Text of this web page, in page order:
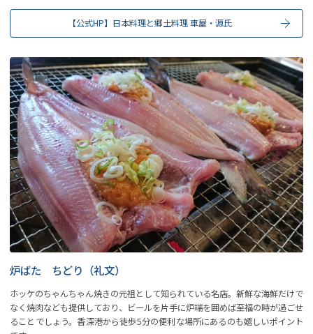
【公式HP】日本料理と郷土料理 車屋・源氏
炉ばた ちどり（礼文）
ホッケのちゃんちゃん焼きの元祖として知られている名店。新鮮な海鮮だけで
なく焼肉なども提供しており、ビールを片手に炉端を囲めば至福の時が過ごせ
ることでしょう。香深港から徒歩5分の便利な場所にあるのも嬉しいポイント